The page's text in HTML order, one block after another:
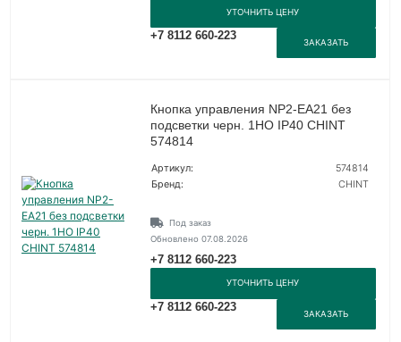
УТОЧНИТЬ ЦЕНУ
+7 8112 660-223
ЗАКАЗАТЬ
Кнопка управления NP2-EA21 без
подсветки черн. 1НО IP40 CHINT
574814
Артикул:
574814
Бренд:
CHINT
Под заказ
Обновлено 07.08.2026
+7 8112 660-223
УТОЧНИТЬ ЦЕНУ
+7 8112 660-223
ЗАКАЗАТЬ